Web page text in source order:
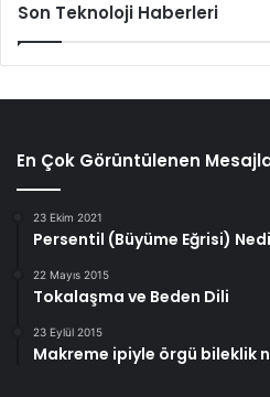
Son Teknoloji Haberleri
En Çok Görüntülenen
23 Ekim 2021
Persentil (Büyüme Eğrisi)
22 Mayıs 2015
Tokalaşma ve Beden Dili
23 Eylül 2015
Makreme ipiyle örgü bileklik